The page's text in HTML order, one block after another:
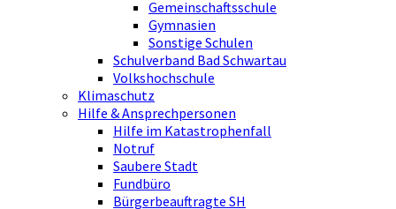
Gemeinschaftsschule
Gymnasien
Sonstige Schulen
Schulverband Bad Schwartau
Volkshochschule
Klimaschutz
Hilfe & Ansprechpersonen
Hilfe im Katastrophenfall
Notruf
Saubere Stadt
Fundbüro
Bürgerbeauftragte SH